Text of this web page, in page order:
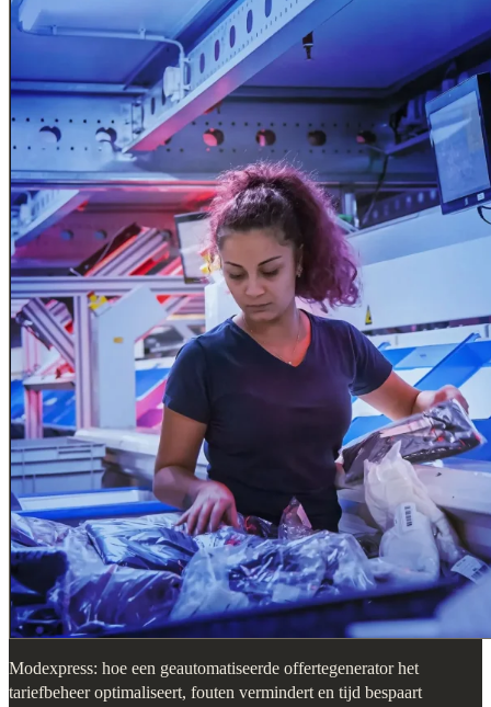
Modexpress: hoe een geautomatiseerde offertegenerator het
tariefbeheer optimaliseert, fouten vermindert en tijd bespaart